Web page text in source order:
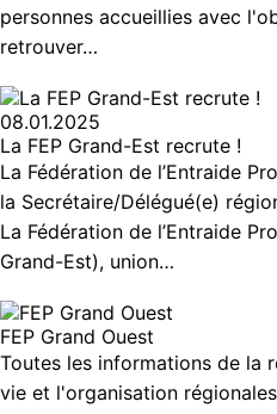
personnes accueillies avec
retrouver…
08.01.2025
La FEP Grand-Est recrute !
La Fédération de l’Entraide
la Secrétaire/Délégué(e)
La Fédération de l’Entraide
Grand-Est), union…
FEP Grand Ouest
Toutes les informations de la
vie et l'organisation